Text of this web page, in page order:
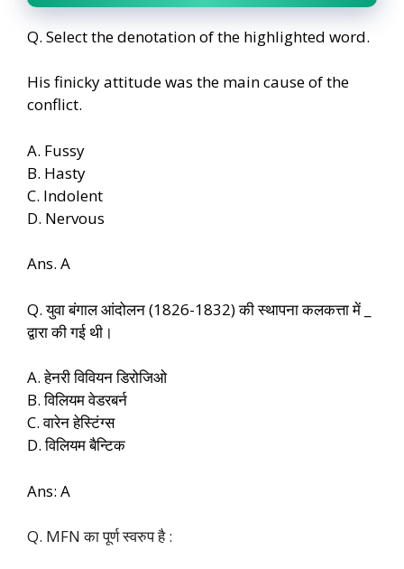
Q. Select the denotation of the highlighted word.
His finicky attitude was the main cause of the
conflict.
A. Fussy
B. Hasty
C. Indolent
D. Nervous
Ans. A
Q. युवा बंगाल आंदोलन (1826-1832) की स्थापना कलकत्ता में _
द्वारा की गई थी।
A. हेनरी विवियन डिरोजिओ
B. विलियम वेडरबर्न
C. वारेन हेस्टिंग्स
D. विलियम बैन्टिक
Ans: A
Q. MFN का पूर्ण स्वरुप है :